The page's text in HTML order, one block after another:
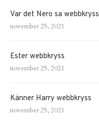
Var det Nero sa webbkryss
november 25, 2021
Ester webbkryss
november 25, 2021
Känner Harry webbkryss
november 25, 2021